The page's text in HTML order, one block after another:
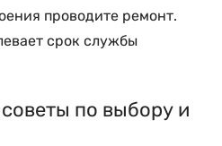
проводите ремонт.
срок службы
по выбору и